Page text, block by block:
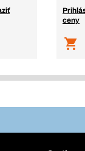
ceny